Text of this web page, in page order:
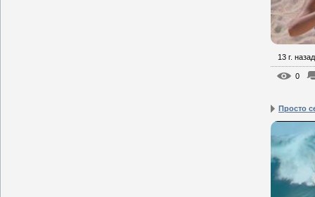
13 г. назад
0
Просто